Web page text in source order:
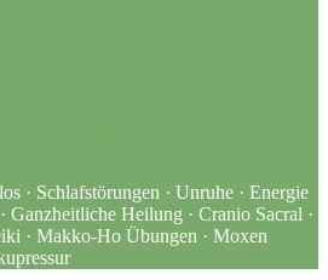
· Schlafstörungen · Unruhe · Energie
Ganzheitliche Heilung · Cranio Sacral ·
· Makko-Ho Übungen · Moxen